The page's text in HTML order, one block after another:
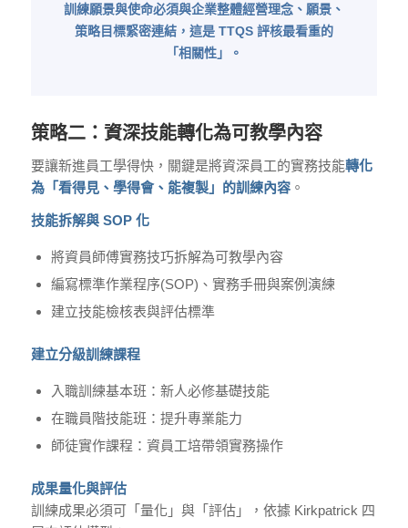
訓練願景與使命必須與企業整體經營理念、願景、
策略目標緊密連結，這是 TTQS 評核最看重的
「相關性」。
策略二：資深技能轉化為可教學內容
要讓新進員工學得快，關鍵是將資深員工的實務技能轉化
為「看得見、學得會、能複製」的訓練內容。
技能拆解與 SOP 化
將資員師傅實務技巧拆解為可教學內容
編寫標準作業程序(SOP)、實務手冊與案例演練
建立技能檢核表與評估標準
建立分級訓練課程
入職訓練基本班：新人必修基礎技能
在職員階技能班：提升專業能力
師徒實作課程：資員工培帶領實務操作
成果量化與評估
訓練成果必須可「量化」與「評估」，依據 Kirkpatrick 四